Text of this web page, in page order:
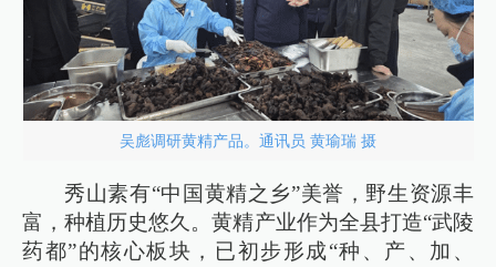
吴彪调研黄精产品。通讯员 黄瑜瑞 摄
秀山素有“中国黄精之乡”美誉，野生资源丰
富，种植历史悠久。黄精产业作为全县打造“武陵
药都”的核心板块，已初步形成“种、产、加、